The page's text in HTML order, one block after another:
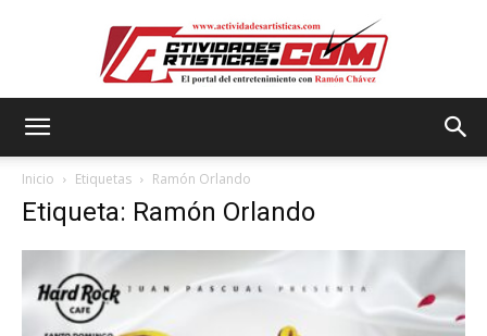
Inicio Etiquetas Ramón Orlando
Etiqueta: Ramón Orlando